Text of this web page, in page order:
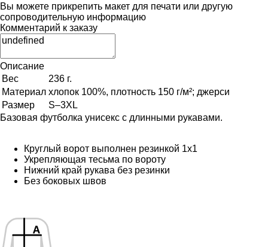
Вы можете прикрепить макет для печати или другую
сопроводительную информацию
Комментарий к заказу
Описание
Вес
236 г.
Материал хлопок 100%, плотность 150 г/м²; джерси
Размер
S–3XL
Базовая футболка унисекс с длинными рукавами.
Круглый ворот выполнен резинкой 1х1
Укрепляющая тесьма по вороту
Нижний край рукава без резинки
Без боковых швов